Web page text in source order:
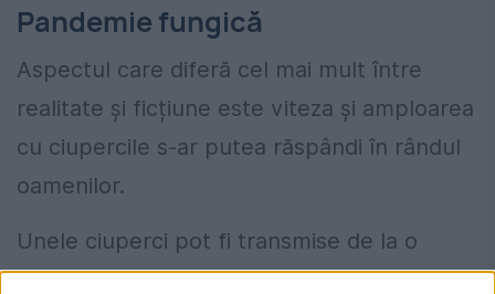
Pandemie fungică
Aspectul care diferă cel mai mult între
realitate și ficțiune este viteza și amploarea
cu ciupercile s-ar putea răspândi în rândul
oamenilor.
Unele ciuperci pot fi transmise de la o
persoană la alta, dar ar fi nevoie de o